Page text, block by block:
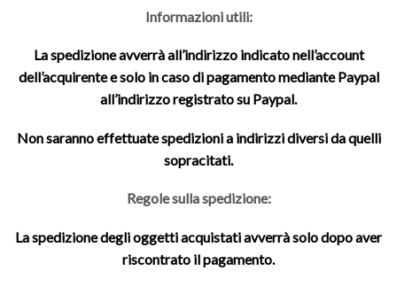
Informazioni utili:
La spedizione avverrà all’indirizzo indicato nell’account
dell’acquirente e solo in caso di pagamento mediante Paypal
all’indirizzo registrato su Paypal.
Non saranno effettuate spedizioni a indirizzi diversi da quelli
sopracitati.
Regole sulla spedizione:
La spedizione degli oggetti acquistati avverrà solo dopo aver
riscontrato il pagamento.